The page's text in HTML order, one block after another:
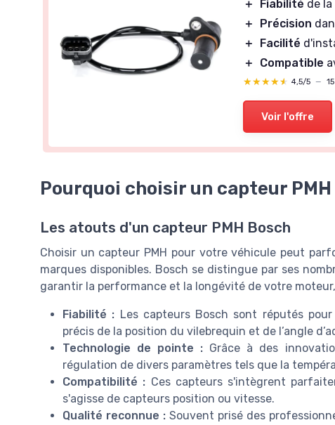
＋ Fiabilité de la
＋
Précision
＋
Facilité
＋
Compatible
★★★★★
★★★★★ 4,5/5 —
Voir l'offre
Pourquoi choisir un capteur PMH
Les atouts d'un capteur PMH Bosch
Choisir un capteur PMH pour votre véhicule peut
marques disponibles. Bosch se distingue par ses
garantir la performance et la longévité de votre
Fiabilité : Les capteurs Bosch sont réputés
précis de la position du vilebrequin et de l’angle
Technologie de pointe : Grâce à des
régulation de divers paramètres tels que la
Compatibilité : Ces capteurs s'intègrent
s'agisse de capteurs position ou vitesse.
Qualité reconnue :Souvent prisé des